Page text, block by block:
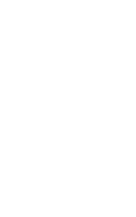
centro del campo
del Sevilla Femenino